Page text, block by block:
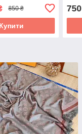
850 ₴
Купити
750